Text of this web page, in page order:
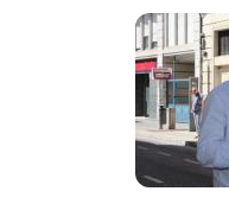
participarán
muestra